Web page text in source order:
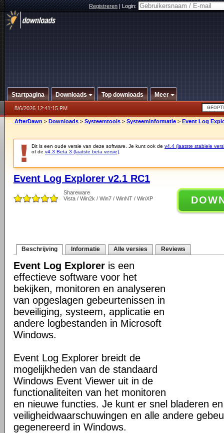
Registreren|Login:
Startpagina Downloads Top downloads Meer
8/6/2026 12:41:15 PM
AfterDawn > Downloads > Systeemtools > Systeeminformatie > Event Log
Dit is een oude versie van deze software. Je kunt ook de v4.4 (laatste stabiele
of de v4.3 Beta 3 (laatste beta versie)
Event Log Explorer v2.1 RC1
Shareware
Vista / Win2k / Win7 / WinNT / WinXP
Beschrijving Informatie Alle versies Reviews
Event Log Explorer is een
effectieve software voor het
bekijken, monitoren en analyseren
van opgeslagen gebeurtenissen in
beveiliging, systeem, applicatie en
andere logbestanden in Microsoft
Windows.
Event Log Explorer breidt de
mogelijkheden van de standaard
Windows Event Viewer uit in de
functionaliteiten van het monitoren
en nieuwe functies. Je kunt er snel bladeren
veiligheidwaarschuwingen en alle andere
gegenereerd in Windows.